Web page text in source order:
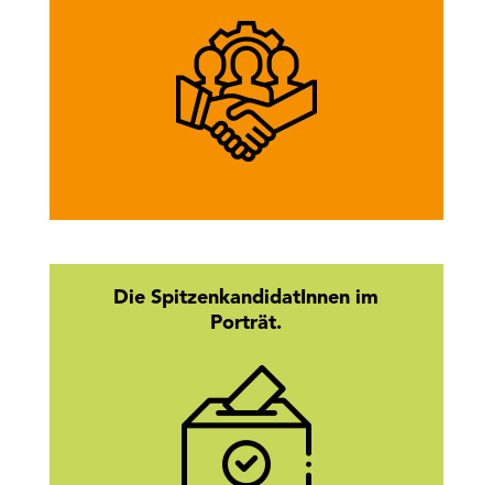
Hier findest Du alle KandidatInnen
des Tiroler Wirtschaftsbundes.
mehr erfahren
Die SpitzenkandidatInnen im
Porträt.
Wer steckt hinter den Namen? Hier
geht’s zu den Homestories unserer
SpitzenkandidatInnen.
mehr erfahren